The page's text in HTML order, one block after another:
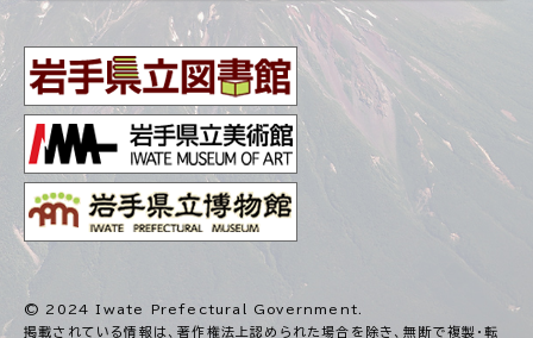
© 2024 Iwate Prefectural Government.
掲載されている情報は、著作権法上認められた場合を除き、無断で複製・転